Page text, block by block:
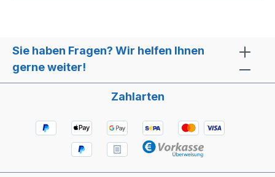
Sie haben Fragen? Wir helfen Ihnen
gerne weiter!
Zahlarten